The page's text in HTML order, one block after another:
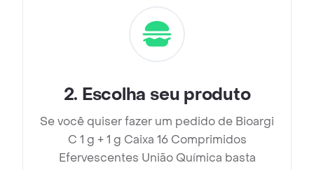
2. Escolha seu produto
Se você quiser fazer um pedido de Bioargi
C 1 g + 1 g Caixa 16 Comprimidos
Efervescentes União Química basta